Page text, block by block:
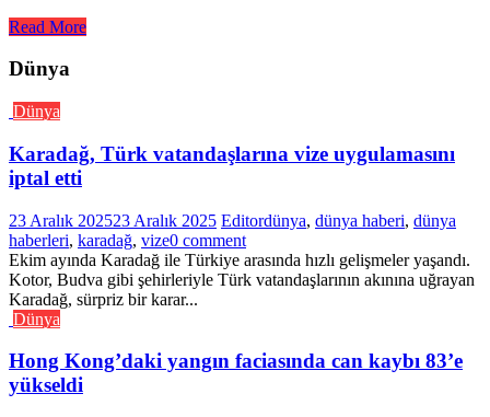
Read More
Dünya
Dünya
Karadağ, Türk vatandaşlarına vize uygulamasını
iptal etti
23 Aralık 202523 Aralık 2025 Editordünya, dünya haberi, dünya
haberleri, karadağ, vize0 comment
Ekim ayında Karadağ ile Türkiye arasında hızlı gelişmeler yaşandı.
Kotor, Budva gibi şehirleriyle Türk vatandaşlarının akınına uğrayan
Karadağ, sürpriz bir karar...
Dünya
Hong Kong’daki yangın faciasında can kaybı 83’e
yükseldi